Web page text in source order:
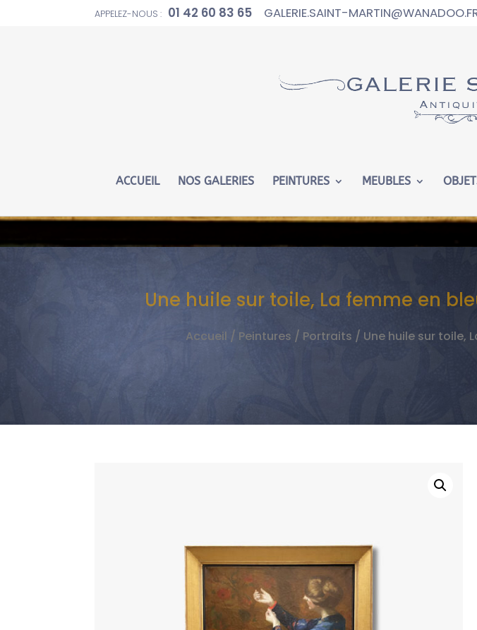
/htdocs/wp-config.php
APPELEZ-NOUS : 01 42 60 83 65 GALERIE.SAINT-
ACCUEIL NOS GALERIES PEINTURES MEUBLES
Une huile sur toile, La femme en
Accueil / Peintures / Portraits / Une huile sur toile,